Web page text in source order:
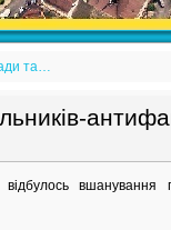
та…
вшанування